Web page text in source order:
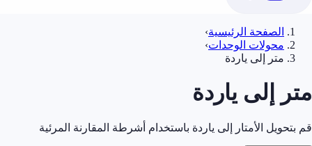
الصفحة الرئيسية›
محولات الوحدات›
متر إلى ياردة
متر إلى ياردة
قم بتحويل الأمتار إلى ياردة باستخدام أشرطة المقارنة المرئية